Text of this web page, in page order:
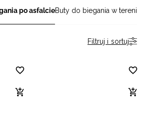
po asfalcieButy do biegania w terenie
Filtruj i sortuj
Angielski / GBP
Chorwacki / EUR